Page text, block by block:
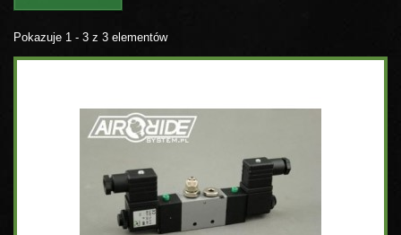
Pokazuje 1 - 3 z 3 elementów